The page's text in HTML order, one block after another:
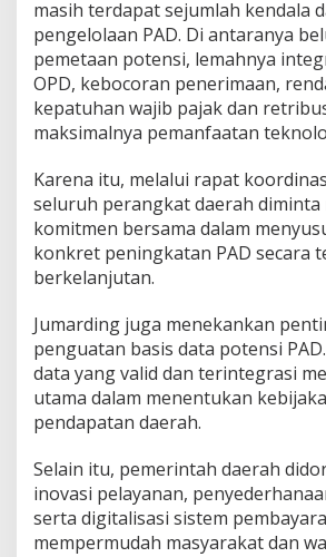
masih terdapat sejumlah kendala
pengelolaan PAD. Di antaranya
pemetaan potensi, lemahnya
OPD, kebocoran penerimaan,
kepatuhan wajib pajak dan
maksimalnya pemanfaatan
Karena itu, melalui rapat
seluruh perangkat daerah diminta
komitmen bersama dalam
konkret peningkatan PAD secara
berkelanjutan.
Jumarding juga menekankan
penguatan basis data potensi
data yang valid dan terintegrasi
utama dalam menentukan
pendapatan daerah.
Selain itu, pemerintah daerah
inovasi pelayanan,
serta digitalisasi sistem
mempermudah masyarakat dan